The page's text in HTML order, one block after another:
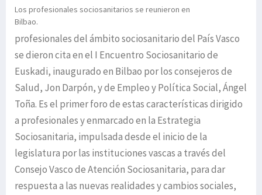
Los profesionales sociosanitarios se reunieron en
Bilbao.
profesionales del ámbito sociosanitario del País Vasco
se dieron cita en el I Encuentro Sociosanitario de
Euskadi, inaugurado en Bilbao por los consejeros de
Salud, Jon Darpón, y de Empleo y Política Social, Ángel
Toña. Es el primer foro de estas características dirigido
a profesionales y enmarcado en la Estrategia
Sociosanitaria, impulsada desde el inicio de la
legislatura por las instituciones vascas a través del
Consejo Vasco de Atención Sociosanitaria, para dar
respuesta a las nuevas realidades y cambios sociales,